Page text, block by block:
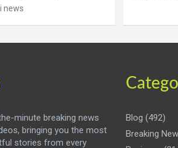
news
minute breaking news
bringing you the most
stories from every
Blog (492)
Breaking